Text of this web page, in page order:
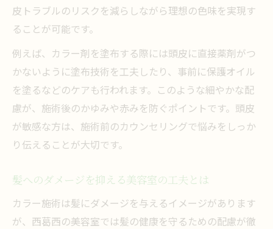
皮トラブルのリスクを減らしながら理想の色味を実現す
ることが可能です。
例えば、カラー剤を塗布する際には頭皮に直接薬剤がつ
かないように塗布技術を工夫したり、事前に保護オイル
を塗るなどのケアも行われます。このような細やかな配
慮が、施術後のかゆみや赤みを防ぐポイントです。頭皮
が敏感な方は、施術前のカウンセリングで悩みをしっか
り伝えることが大切です。
髪へのダメージを抑える美容室の工夫とは
カラー施術は髪にダメージを与えるイメージがあります
が、西葛西の美容室では髪の健康を守るための配慮が徹